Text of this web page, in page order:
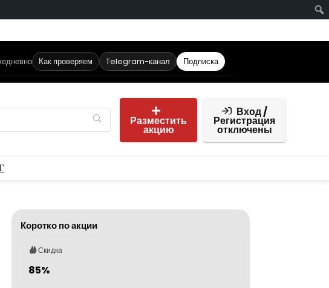
Как проверяем Telegram-канал Подписка
Разместить
акцию
Вход /
Регистрация
отключены
Коротко по акции
Скидка
85%